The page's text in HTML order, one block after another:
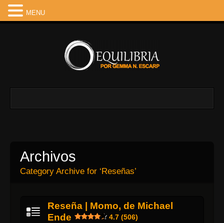
Archivos
Category Archive for ‘Reseñas’
Reseña | Momo, de Michael
Ende
4.7 (506)
MENU